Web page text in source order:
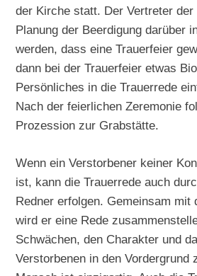
der Kirche statt. Der Vertreter
Planung der Beerdigung darüber
werden, dass eine Trauerfeier
dann bei der Trauerfeier etwas
Persönliches in die Trauerrede
Nach der feierlichen Zeremonie
Prozession zur Grabstätte.
Wenn ein Verstorbener keiner
ist, kann die Trauerrede auch
Redner erfolgen. Gemeinsam mit
wird er eine Rede
Schwächen, den Charakter und
Verstorbenen in den Vordergrund